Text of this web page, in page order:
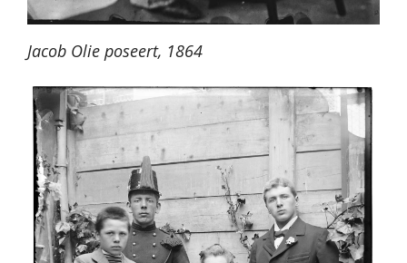
Jacob Olie poseert, 1864